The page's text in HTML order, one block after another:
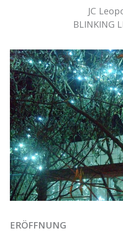
JC
BLINKING
ERÖFFNUNG